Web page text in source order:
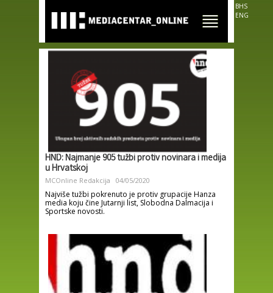
main
content
BHS
ENG
HND: Najmanje 905 tužbi protiv novinara i medija
u Hrvatskoj
MCOnline Redakcija 04/05/2020
Najviše tužbi pokrenuto je protiv grupacije Hanza
media koju čine Jutarnji list, Slobodna Dalmacija i
Sportske novosti.